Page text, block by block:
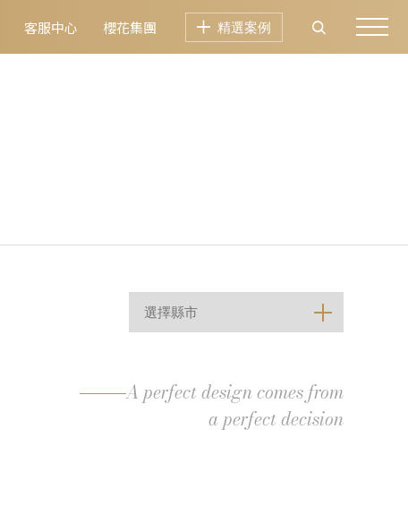
客服中心 櫻花集團 精選案例
A perfect design comes from
a perfect decision